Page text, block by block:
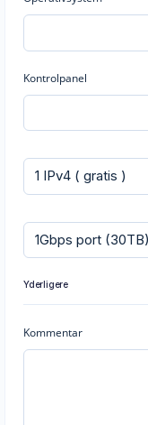
Kontrolpanel
Yderligere
Kommentar